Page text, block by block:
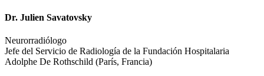
Dr. Julien Savatovsky
Neurorradiólogo
Jefe del Servicio de Radiología de la Fundación Hospitalaria
Adolphe De Rothschild (París, Francia)